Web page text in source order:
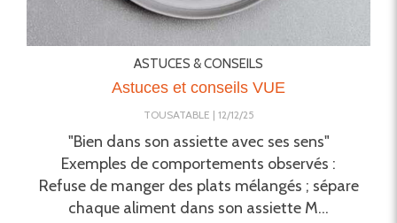
ASTUCES & CONSEILS
Astuces et conseils VUE
TOUSATABLE 12/12/25
"Bien dans son assiette avec ses sens"
Exemples de comportements observés :
Refuse de manger des plats mélangés ; sépare
chaque aliment dans son assiette M...